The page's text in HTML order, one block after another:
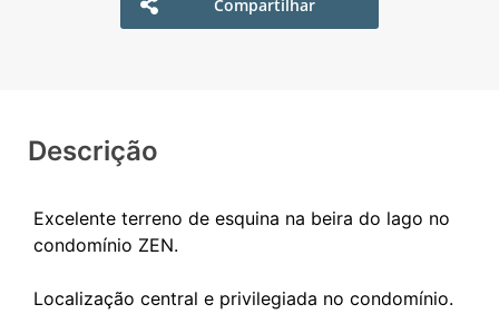
Compartilhar
Descrição
Excelente terreno de esquina na beira do lago no
condomínio ZEN.